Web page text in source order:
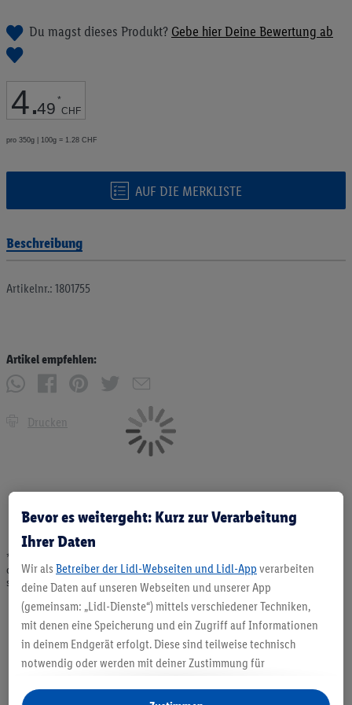
Du magst dieses Produkt? Gebe hier Deine Bewertung ab
4.49 *
CHF
pro 350g | 100g = 1.28 CHF
AUF DIE MERKLISTE
springen
Beschreibung
Artikelnr.: 1801755
Artikel empfehlen:
Drucken
* Angebote solange Vorrat. Abgabe nur in haushaltsüblichen Mengen. Verkauf
ohne Dekoration. Die hier beworbenen Produkte, vor allem NonFood-Produkte,
sind nicht alle dauerhaft im Sortiment. Abbildungen ähnlich.
Bevor es weitergeht: Kurz zur Verarbeitung
Ihrer Daten
Wir als Betreiber der Lidl-Webseiten und Lidl-App verarbeiten
deine Daten auf unseren Webseiten und unserer App
(gemeinsam: „Lidl-Dienste“) mittels verschiedener Techniken,
mit denen eine Speicherung und ein Zugriff auf Informationen
in deinem Endgerät erfolgt. Diese sind teilweise technisch
notwendig oder werden mit deiner Zustimmung für
personalisierte Werbung innerhalb und außerhalb der Lidl-